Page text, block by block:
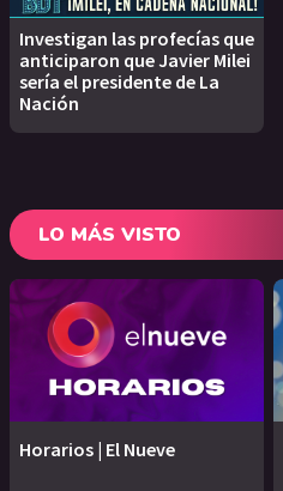
Investigan las profecías que
anticiparon que Javier Milei
sería el presidente de La
Nación
LO MÁS VISTO
Horarios | El Nueve